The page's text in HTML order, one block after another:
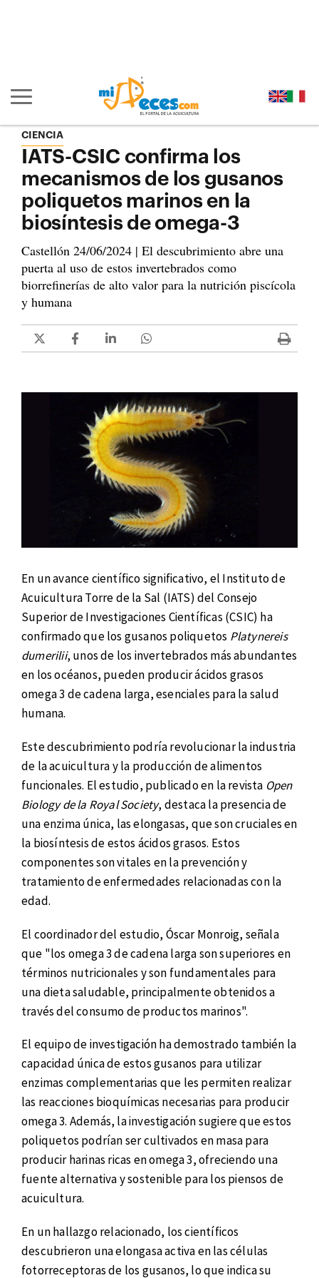
Mostrar/ocultar navegación principal
CIENCIA
IATS-CSIC confirma los
mecanismos de los gusanos
poliquetos marinos en la
biosíntesis de omega-3
Castellón 24/06/2024 | El descubrimiento abre una
puerta al uso de estos invertebrados como
biorrefinerías de alto valor para la nutrición piscícola
y humana
En un avance científico significativo, el Instituto de
Acuicultura Torre de la Sal (IATS) del Consejo
Superior de Investigaciones Científicas (CSIC) ha
confirmado que los gusanos poliquetos Platynereis
dumerilii, unos de los invertebrados más abundantes
en los océanos, pueden producir ácidos grasos
omega 3 de cadena larga, esenciales para la salud
humana.
Este descubrimiento podría revolucionar la industria
de la acuicultura y la producción de alimentos
funcionales. El estudio, publicado en la revista Open
Biology de la Royal Society, destaca la presencia de
una enzima única, las elongasas, que son cruciales en
la biosíntesis de estos ácidos grasos. Estos
componentes son vitales en la prevención y
tratamiento de enfermedades relacionadas con la
edad.
El coordinador del estudio, Óscar Monroig, señala
que "los omega 3 de cadena larga son superiores en
términos nutricionales y son fundamentales para
una dieta saludable, principalmente obtenidos a
través del consumo de productos marinos".
El equipo de investigación ha demostrado también la
capacidad única de estos gusanos para utilizar
enzimas complementarias que les permiten realizar
las reacciones bioquímicas necesarias para producir
omega 3. Además, la investigación sugiere que estos
poliquetos podrían ser cultivados en masa para
producir harinas ricas en omega 3, ofreciendo una
fuente alternativa y sostenible para los piensos de
acuicultura.
En un hallazgo relacionado, los científicos
descubrieron una elongasa activa en las células
fotorreceptoras de los gusanos, lo que indica su